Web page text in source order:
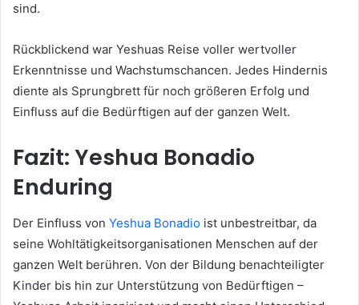
sind.
Rückblickend war Yeshuas Reise voller wertvoller
Erkenntnisse und Wachstumschancen. Jedes Hindernis
diente als Sprungbrett für noch größeren Erfolg und
Einfluss auf die Bedürftigen auf der ganzen Welt.
Fazit: Yeshua Bonadio
Enduring
Der Einfluss von Yeshua Bonadio ist unbestreitbar, da
seine Wohltätigkeitsorganisationen Menschen auf der
ganzen Welt berühren. Von der Bildung benachteiligter
Kinder bis hin zur Unterstützung von Bedürftigen –